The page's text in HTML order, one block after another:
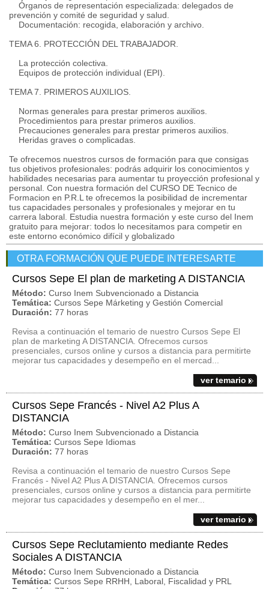
Órganos de representación especializada: delegados de
prevención y comité de seguridad y salud.
Documentación: recogida, elaboración y archivo.
TEMA 6. PROTECCIÓN DEL TRABAJADOR.
La protección colectiva.
Equipos de protección individual (EPI).
TEMA 7. PRIMEROS AUXILIOS.
Normas generales para prestar primeros auxilios.
Procedimientos para prestar primeros auxilios.
Precauciones generales para prestar primeros auxilios.
Heridas graves o complicadas.
Te ofrecemos nuestros cursos de formación para que consigas
tus objetivos profesionales: podrás adquirir los conocimientos y
habilidades necesarias para aumentar tu proyección profesional y
personal. Con nuestra formación del CURSO DE Tecnico de
Formacion en P.R.L te ofrecemos la posibilidad de incrementar
tus capacidades personales y profesionales y mejorar en tu
carrera laboral. Estudia nuestra formación y este curso del Inem
gratuito para mejorar: todos lo necesitamos para competir en
este entorno económico difícil y globalizado
OTRA FORMACIÓN QUE PUEDE INTERESARTE
Cursos Sepe El plan de marketing A DISTANCIA
Método: Curso Inem Subvencionado a Distancia
Temática: Cursos Sepe Márketing y Gestión Comercial
Duración: 77 horas
Revisa a continuación el temario de nuestro Cursos Sepe El
plan de marketing A DISTANCIA. Ofrecemos cursos
presenciales, cursos online y cursos a distancia para permitirte
mejorar tus capacidades y desempeño en el mercad...
ver temario
Cursos Sepe Francés - Nivel A2 Plus A
DISTANCIA
Método: Curso Inem Subvencionado a Distancia
Temática: Cursos Sepe Idiomas
Duración: 77 horas
Revisa a continuación el temario de nuestro Cursos Sepe
Francés - Nivel A2 Plus A DISTANCIA. Ofrecemos cursos
presenciales, cursos online y cursos a distancia para permitirte
mejorar tus capacidades y desempeño en el mer...
ver temario
Cursos Sepe Reclutamiento mediante Redes
Sociales A DISTANCIA
Método: Curso Inem Subvencionado a Distancia
Temática: Cursos Sepe RRHH, Laboral, Fiscalidad y PRL